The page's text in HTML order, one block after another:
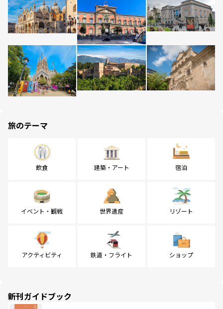
旅のテーマ
飲食 建築・アート 宿泊
イベント・観戦 世界遺産 リゾート
アクティビティ 鉄道・フライト ショップ
新刊ガイドブック